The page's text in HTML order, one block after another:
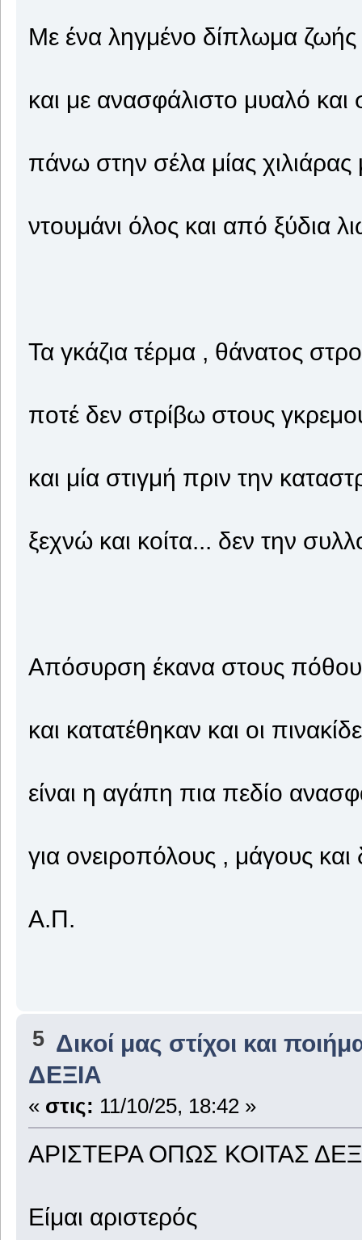
Με ένα ληγμένο δίπλωμα ζωής
και με ανασφάλιστο μυαλό
πάνω στην σέλα μίας χιλιάρας
ντουμάνι όλος και από ξύδια
Τα γκάζια τέρμα , θάνατος
ποτέ δεν στρίβω στους
και μία στιγμή πριν την
ξεχνώ και κοίτα... δεν την
Απόσυρση έκανα στους
και κατατέθηκαν και οι
είναι η αγάπη πια πεδίο
για ονειροπόλους , μάγους και
Α.Π.
5 Δικοί μας στίχοι και
ΔΕΞΙΑ
« στις: 11/10/25, 18:42 »
ΑΡΙΣΤΕΡΑ ΟΠΩΣ ΚΟΙΤΑΣ
Είμαι αριστερός